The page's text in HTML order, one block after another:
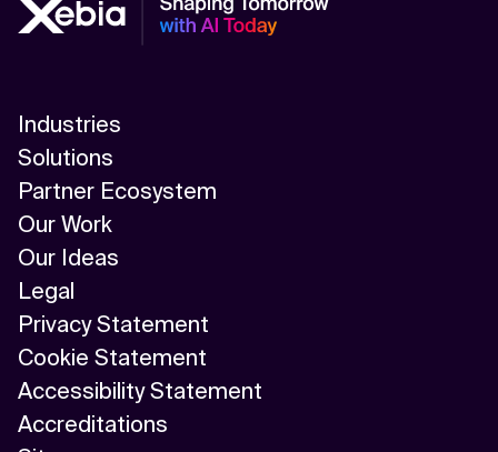
Industries
Solutions
Partner Ecosystem
Our Work
Our Ideas
Legal
Privacy Statement
Cookie Statement
Accessibility Statement
Accreditations